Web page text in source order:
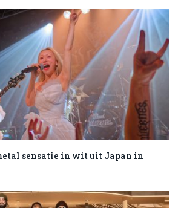
sensatie in wit uit Japan in